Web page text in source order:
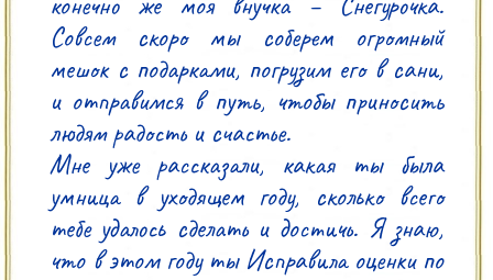
Совсем скоро мы соберем огромный
мешок с подарками, погрузим его в сани,
и отправимся в путь, чтобы приносить
людям радость и счастье.
Мне уже рассказали, какая ты была
умница в уходящем году, сколько всего
тебе удалось сделать и достичь. Я знаю,
что в этом году ты Исправила оценки по